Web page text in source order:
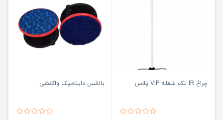
چراغ IR تک شعله VIP پلاس بالانس داینامیک واکنشی